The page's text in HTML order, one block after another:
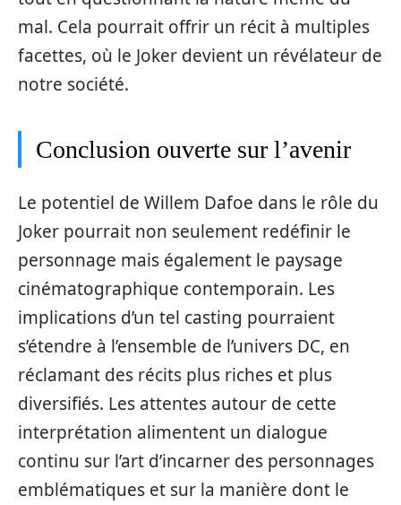
mal. Cela pourrait offrir un récit à multiples
facettes, où le Joker devient un révélateur de
notre société.
Conclusion ouverte sur l’avenir
Le potentiel de Willem Dafoe dans le rôle du
Joker pourrait non seulement redéfinir le
personnage mais également le paysage
cinématographique contemporain. Les
implications d’un tel casting pourraient
s’étendre à l’ensemble de l’univers DC, en
réclamant des récits plus riches et plus
diversifiés. Les attentes autour de cette
interprétation alimentent un dialogue
continu sur l’art d’incarner des personnages
emblématiques et sur la manière dont le